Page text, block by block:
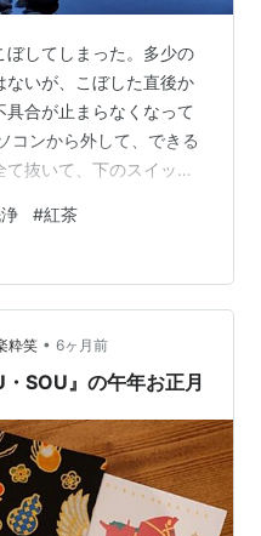
してしまった。多少の
いが、こぼした直後か
合が止まらなくなって
コンから外して、できる
抜いて、下のスイッチ
んと反応しない時があ
困る。直接の後継機は
は高価だ。できることな
続けたい。 放置して治る
解し、基板からコネク
た。わざわざ無水エ…
#紅茶
粋笑 • 6ヶ月前
SOU』の午年お正月